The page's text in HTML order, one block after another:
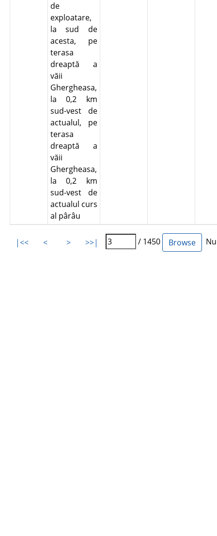
de
exploatare,
la sud de
acesta, pe
terasa
dreaptă a
văii
Ghergheasa,
la 0,2 km
sud-vest de
actualul, pe
terasa
dreaptă a
văii
Ghergheasa,
la 0,2 km
sud-vest de
actualul curs
al pârâu
|<< < > >>| / 1450